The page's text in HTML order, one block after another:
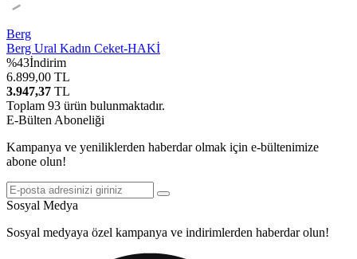
Berg
Berg Ural Kadın Ceket-HAKİ
%43İndirim
6.899,00 TL
3.947,37 TL
Toplam 93 ürün bulunmaktadır.
E-Bülten Aboneliği
Kampanya ve yeniliklerden haberdar olmak için e-bültenimize
abone olun!
Sosyal Medya
Sosyal medyaya özel kampanya ve indirimlerden haberdar olun!